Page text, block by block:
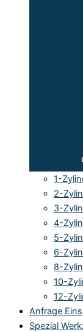
1-
2-
3-
4-
5-
6-
8-
10-
12-
Anfrage
Spezial